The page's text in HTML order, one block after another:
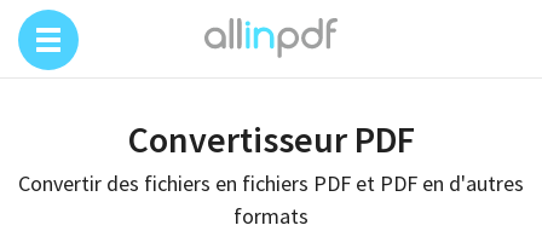
Convertisseur PDF
Convertir des fichiers en fichiers PDF et PDF en d'autres
formats